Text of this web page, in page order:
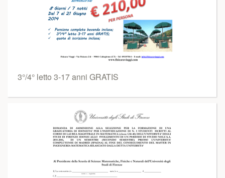
3°/4° letto 3-17 anni GRATIS